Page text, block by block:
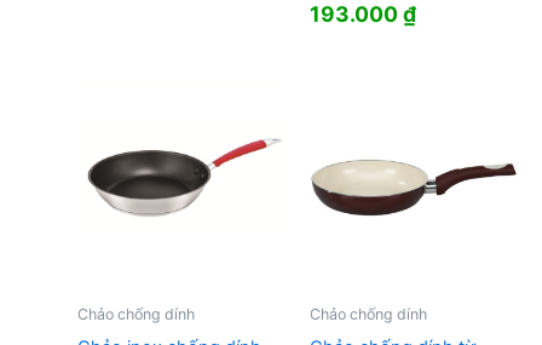
193.000₫
Chảo chống dính Chảo chống dính